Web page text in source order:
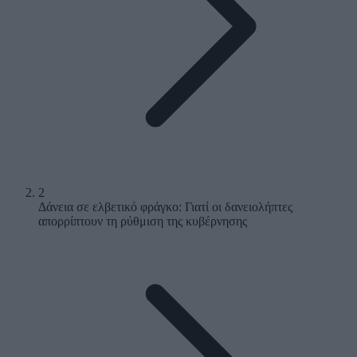
2
Δάνεια σε ελβετικό φράγκο: Γιατί οι δανειολήπτες
απορρίπτουν τη ρύθμιση της κυβέρνησης